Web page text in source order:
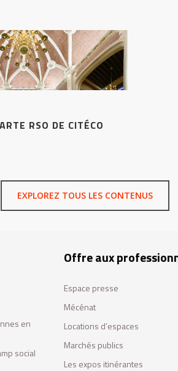
RSO DE CITÉCO
EXPLOREZ TOUS LES CONTENUS
en
social
Offre aux
Espace presse
Mécénat
Locations d’espaces
Marchés publics
Les expos itinérantes